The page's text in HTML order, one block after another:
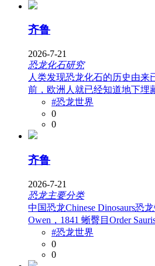
齐鲁
2026-7-21
恐龙化石研究
人类发现恐龙化石的历史由来
前，欧洲人就已经知道地下埋
#恐龙世界
0
0
齐鲁
2026-7-21
恐龙主要分类
中国恐龙Chinese Dinosaurs恐
Owen，1841 蜥臀目Order
#恐龙世界
0
0